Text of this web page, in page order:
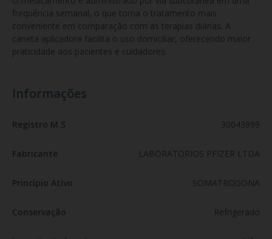
frequência semanal, o que torna o tratamento mais
conveniente em comparação com as terapias diárias. A
caneta aplicadora facilita o uso domiciliar, oferecendo maior
praticidade aos pacientes e cuidadores.
Informações
Registro M.S 30043999
Fabricante LABORATORIOS PFIZER LTDA
Princípio Ativo SOMATROGONA
Conservação Refrigerado